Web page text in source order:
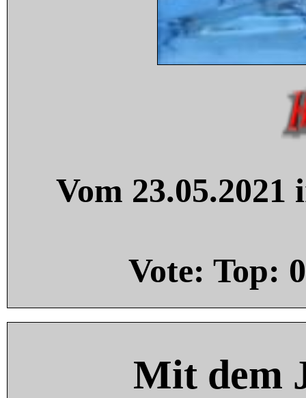
Vom
Vote: Top: 0
Mit dem